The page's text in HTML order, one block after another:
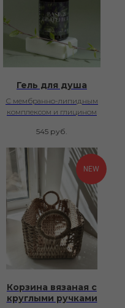
Гель для душа
С мембранно-липидным
комплексом и глицином
545 руб.
NEW
Корзина вязаная с
круглыми ручками